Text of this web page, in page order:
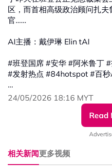
区，而首相高级政治顾问扎
官……
AI主播：戴伊琳 Elin tAI
#班登国席 #安华 #阿米鲁丁
#发射热点 #84hotspot #百秒
🔴 更多新闻资讯看这里 ▹
24/05/2026 18:16 MYT
Read
相关新闻更多视频